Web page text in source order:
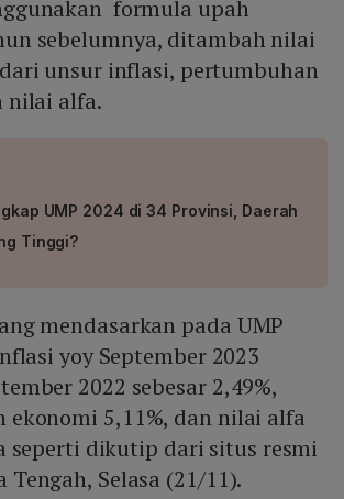
formula upah
sebelumnya, ditambah nilai
unsur inflasi, pertumbuhan
nilai alfa.
UMP 2024 di 34 Provinsi, Daerah
Tinggi?
mendasarkan pada UMP
yoy September 2023
2022 sebesar 2,49%,
ekonomi 5,11%, dan nilai alfa
seperti dikutip dari situs resmi
Tengah, Selasa (21/11).